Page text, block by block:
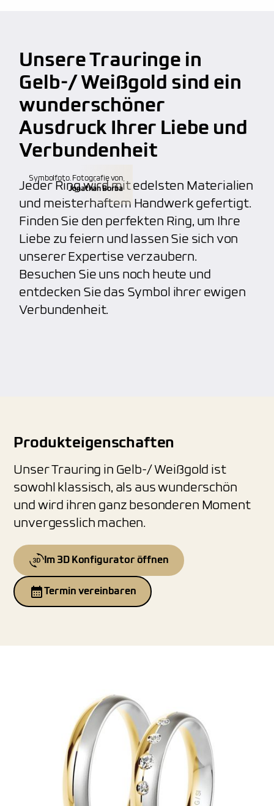
100% Nickelfrei
hoher Qualitätsstandard, unabhängig von dem
Budget
kostenfreie Weitenänderung(verkleinern,
vergrößern)
kostenfreie Aufarbeitung(polieren, mattieren)
individuelle Gravuren(Fingerabdruck, etc.)
Anfertigung von individuellen Trauringen
Unsere Trauringe in
Gelb-/ Weißgold sind ein
wunderschöner
Ausdruck Ihrer Liebe und
Verbundenheit
Jeder Ring wird mit edelsten Materialien
und meisterhaftem Handwerk gefertigt.
Finden Sie den perfekten Ring, um Ihre
Liebe zu feiern und lassen Sie sich von
unserer Expertise verzaubern.
Besuchen Sie uns noch heute und
entdecken Sie das Symbol ihrer ewigen
Verbundenheit.
Symbolfoto. Fotografie von
Jonathan Borba
Produkteigenschaften
Unser Trauring in Gelb-/ Weißgold ist
sowohl klassisch, als aus wunderschön
und wird ihren ganz besonderen Moment
unvergesslich machen.
Im 3D Konfigurator öffnen
Termin vereinbaren